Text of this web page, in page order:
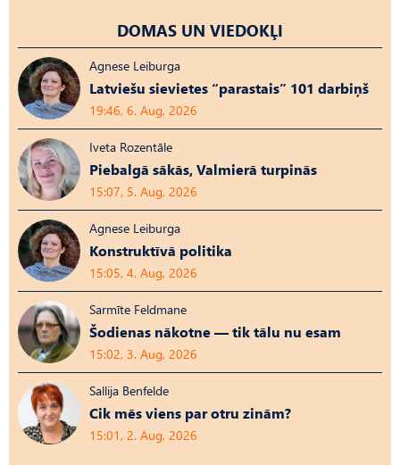
DOMAS UN VIEDOKĻI
Agnese Leiburga
Latviešu sievietes “parastais” 101 darbiņš
19:46, 6. Aug, 2026
Iveta Rozentāle
Piebalgā sākās, Valmierā turpinās
15:07, 5. Aug, 2026
Agnese Leiburga
Konstruktīvā politika
15:05, 4. Aug, 2026
Sarmīte Feldmane
Šodienas nākotne — tik tālu nu esam
15:02, 3. Aug, 2026
Sallija Benfelde
Cik mēs viens par otru zinām?
15:01, 2. Aug, 2026